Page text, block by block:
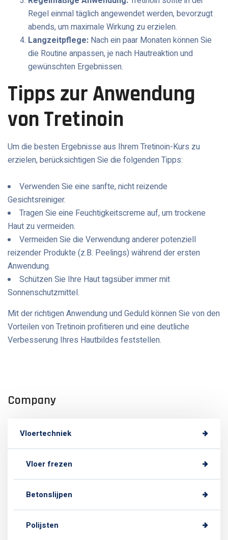
Regel einmal täglich angewendet werden, bevorzugt
abends, um maximale Wirkung zu erzielen.
Langzeitpflege: Nach ein paar Monaten können Sie
die Routine anpassen, je nach Hautreaktion und
gewünschten Ergebnissen.
Tipps zur Anwendung
von Tretinoin
Um die besten Ergebnisse aus Ihrem Tretinoin-Kurs zu
erzielen, berücksichtigen Sie die folgenden Tipps:
Verwenden Sie eine sanfte, nicht reizende
Gesichtsreiniger.
Tragen Sie eine Feuchtigkeitscreme auf, um trockene
Haut zu vermeiden.
Vermeiden Sie die Verwendung anderer potenziell
reizender Produkte (z.B. Peelings) während der ersten
Anwendung.
Schützen Sie Ihre Haut tagsüber immer mit
Sonnenschutzmittel.
Mit der richtigen Anwendung und Geduld können Sie von den
Vorteilen von Tretinoin profitieren und eine deutliche
Verbesserung Ihres Hautbildes feststellen.
Company
Vloertechniek
Vloer frezen
Betonslijpen
Polijsten